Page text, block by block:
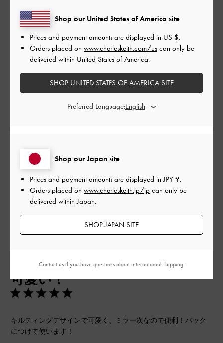
ここで買ったバックのショルダーにつけました！
めちゃくちゃかわいい！
もう少し値段してもいいから小さいポーチみたいになってたら
もっとよかった！
デザイン
とてもよかった
このレビューは役に立ちましたか？
可愛い！
キルティングデザインで可愛く、ミラー次なので便利！バック
につけて使います！
日
Shop our Japan site
Prices and payment amounts are displayed inJPY ¥.
Orders placed on www.charleskeith.jp/jp can only be
delivered within Japan.
SHOP JAPAN SITE
Shop our United States of America site
Prices and payment amounts are displayed in US $.
Orders placed on www.charleskeith.com/us can only be
delivered within United States of America.
SHOP UNITED STATES OF AMERICA SITE
Preferred Language:
Contact usif you have questions about international shipping.